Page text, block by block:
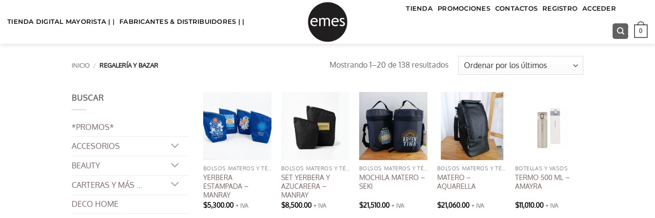
TIENDA DIGITAL MAYORISTA | | FABRICANTES & DISTRIBUIDORES | |
TIENDA PROMOCIONES CONTACTOS REGISTRO ACCEDER
0
INICIO / REGALERÍA Y BAZAR Mostrando 1–20 de 138 resultadosOrdenado
por
últimos
BUSCAR
*PROMOS*
ACCESORIOS
BEAUTY
CARTERAS Y MÁS ...
DECO HOME
BOLSOS MATEROS Y TÉRMICOS
YERBERA
ESTAMPADA –
MANRAY
$5,300.00 + IVA
BOLSOS MATEROS Y TÉRMICOS
SET YERBERA Y
AZUCARERA –
MANRAY
$8,500.00 + IVA
BOLSOS MATEROS Y TÉRMICOS
MOCHILA MATERO –
SEKI
$21,510.00 + IVA
BOLSOS MATEROS Y TÉRMICOS
MATERO –
AQUARELLA
$21,060.00 + IVA
BOTELLAS Y VASOS
TERMO 500 ML –
AMAYRA
$11,010.00 + IVA